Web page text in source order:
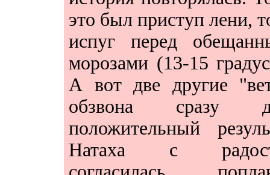
это был приступ лени,
испуг перед
морозами (13-15
А вот две другие
обзвона сразу
положительный
Натаха с